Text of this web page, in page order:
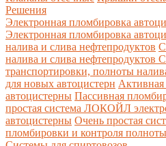
Решения
Электронная пломбировка
Электронная пломбировка
налива и слива нефтепродуктов
налива и слива нефтепродуктов
транспортировки, полноты
для новых автоцистерн Активная
автоцистерны Пассивная
простая система ЛОКОЙЛ
автоцистерны Очень простая
пломбировки и контроля